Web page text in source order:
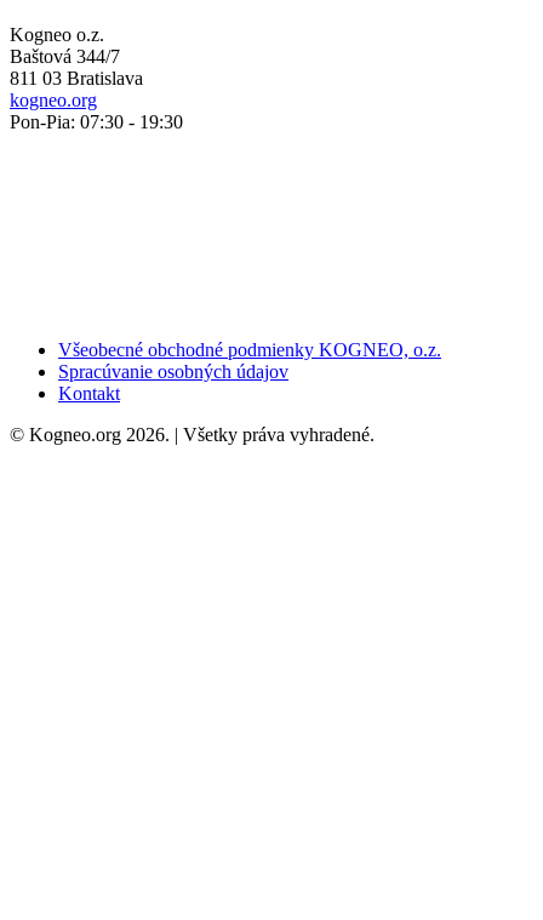
Kogneo o.z.
Baštová 344/7
811 03 Bratislava
kogneo.org
Pon-Pia: 07:30 - 19:30
Všeobecné obchodné podmienky KOGNEO, o.z.
Spracúvanie osobných údajov
Kontakt
© Kogneo.org 2026. | Všetky práva vyhradené.